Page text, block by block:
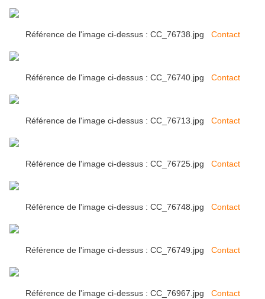
Référence de l'image ci-dessus : CC_76738.jpg Contact
Référence de l'image ci-dessus : CC_76740.jpg Contact
Référence de l'image ci-dessus : CC_76713.jpg Contact
Référence de l'image ci-dessus : CC_76725.jpg Contact
Référence de l'image ci-dessus : CC_76748.jpg Contact
Référence de l'image ci-dessus : CC_76749.jpg Contact
Référence de l'image ci-dessus : CC_76967.jpg Contact